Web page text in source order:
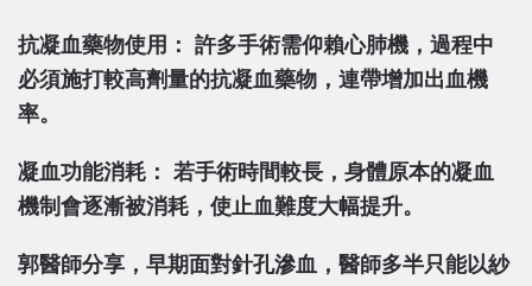
抗凝血藥物使用： 許多手術需仰賴心肺機，過程中
必須施打較高劑量的抗凝血藥物，連帶增加出血機
率。
凝血功能消耗： 若手術時間較長，身體原本的凝血
機制會逐漸被消耗，使止血難度大幅提升。
郭醫師分享，早期面對針孔滲血，醫師多半只能以紗